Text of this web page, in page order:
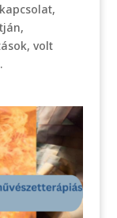
volt